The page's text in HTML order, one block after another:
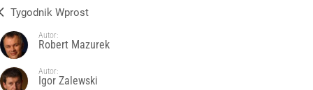
Tygodnik Wprost
Autor:
Robert Mazurek
Autor:
Igor Zalewski